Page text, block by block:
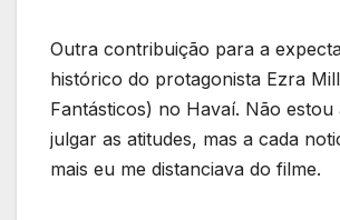
Outra contribuição para a
histórico do protagonista Ezra
Fantásticos) no Havaí. Não estou
julgar as atitudes, mas a cada
mais eu me distanciava do filme.